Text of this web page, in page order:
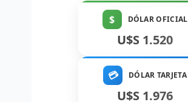
$ DÓLAR OFICIAL
U$S 1.520
💳 DÓLAR TARJETA
U$S 1.976